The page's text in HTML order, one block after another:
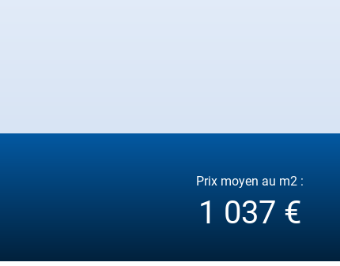
Prix moyen au m2 :
1 037 €